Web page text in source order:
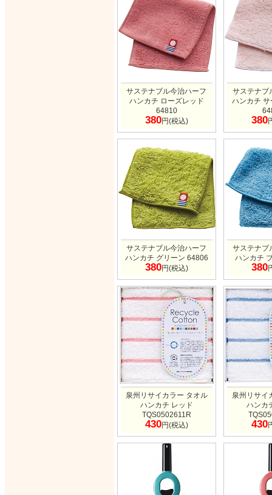
サステナブル今治ハーフ
ハンカチ ローズレッド
64810
380円(税込)
サステナブ
ハンカチ
380
サステナブル今治ハーフ
ハンカチ グリーン 64806
380円(税込)
サステナブ
ハンカチ
380
泉州リサイカラー タオル
ハンカチ レッド
TQS0502611R
430円(税込)
泉州リサイ
ハンカ
430